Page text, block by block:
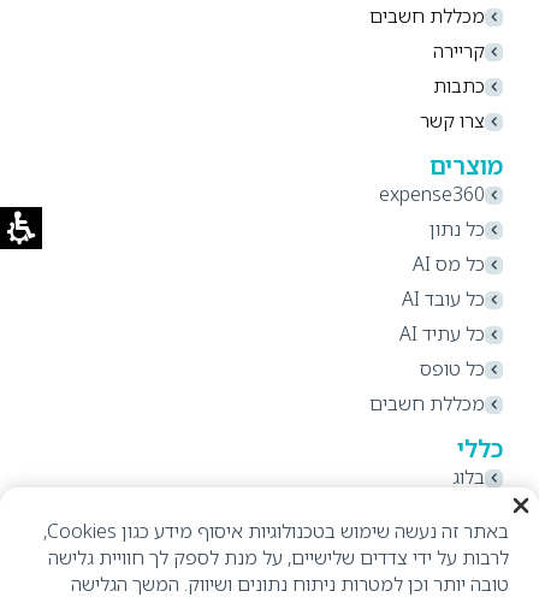
מכללת חשבים
קריירה
כתבות
צרו קשר
מוצרים
expense360
כל נתון
כל מס AI
כל עובד AI
כל עתיד AI
כל טופס
מכללת חשבים
כללי
בלוג
מדיניות פרטיות
הצהרת נגישות
באתר זה נעשה שימוש בטכנולוגיות איסוף מידע כגון Cookies,
לרבות על ידי צדדים שלישיים, על מנת לספק לך חוויית גלישה
טובה יותר וכן למטרות ניתוח נתונים ושיווק. המשך הגלישה